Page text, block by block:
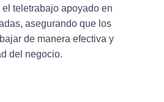
teletrabajo apoyado en
asegurando que los
de manera efectiva y
del negocio.